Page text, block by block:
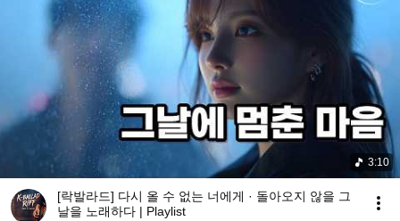
3:10
[락발라드] 다시 올 수 없는 너에게 · 돌아오지 않을 그
날을 노래하다 | Playlist